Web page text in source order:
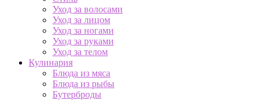
Уход за волосами
Уход за лицом
Уход за ногами
Уход за руками
Уход за телом
Кулинария
Блюда из мяса
Блюда из рыбы
Бутерброды